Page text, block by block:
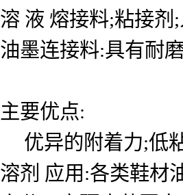
溶 液 熔接料;粘接
油墨连接料:具有耐
主要优点:
优异的附着力;低
溶剂 应用:各类鞋材